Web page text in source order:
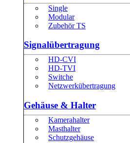
Single
Modular
Zubehör TS
Signalübertragung
HD-CVI
HD-TVI
Switche
Netzwerkübertragung
Gehäuse & Halter
Kamerahalter
Masthalter
Schutzgehäuse